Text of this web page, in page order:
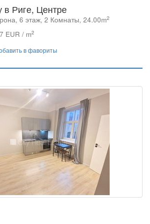
в Риге, Центре
6 этаж, 2 Комнаты, 24.00m2
EUR / m2
в фавориты